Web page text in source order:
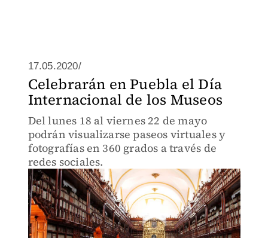
17.05.2020/
Celebrarán en Puebla el Día
Internacional de los Museos
Del lunes 18 al viernes 22 de mayo
podrán visualizarse paseos virtuales y
fotografías en 360 grados a través de
redes sociales.